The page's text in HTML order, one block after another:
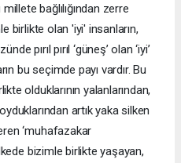
bağlılığından zerre
birlikte olan 'iyi' insanların,
pırıl pırıl ‘güneş’ olan ‘iyi’
bu seçimde payı vardır. Bu
olduklarının yalanlarından,
artık yaka silken
‘muhafazakar
bizimle birlikte yaşayan,